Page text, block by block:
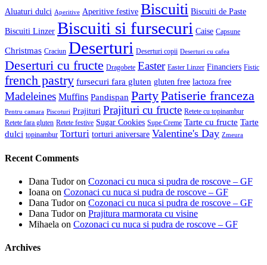
Aluaturi dulci Aperitive Aperitive festive Biscuiti Biscuiti de Paste
Biscuiti Linzer Biscuiti si fursecuri Caise Capsune
Christmas Craciun Deserturi Deserturi copii Deserturi cu cafea
Deserturi cu fructe Dragobete Easter Easter Linzer Financiers Fistic
french pastry fursecuri fara gluten gluten free lactoza free
Madeleines Muffins Pandispan PartyPatiserie franceza
Pentru camara Piscoturi Prajituri Prajituri cu fructe Retete cu topinambur
Retete fara gluten Retete festive Sugar Cookies Supe Creme Tarte cu fructe Tarte
dulci topinambur Torturi torturi aniversare Valentine's Day Zmeura
Recent Comments
Dana Tudoron Cozonaci cu nuca si pudra de roscove – GF
Ioana on Cozonaci cu nuca si pudra de roscove – GF
Dana Tudoron Cozonaci cu nuca si pudra de roscove – GF
Dana Tudoron Prajitura marmorata cu visine
Mihaela on Cozonaci cu nuca si pudra de roscove – GF
Archives